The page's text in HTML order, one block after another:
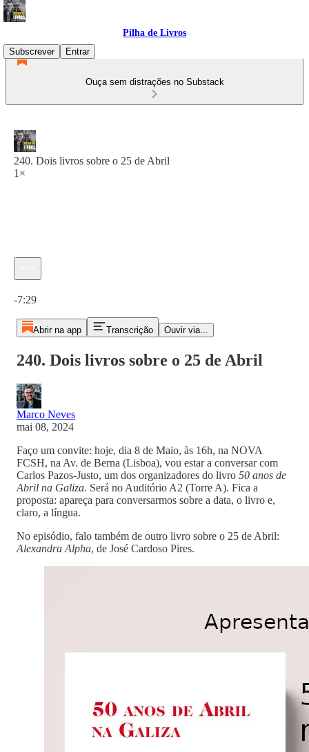
Pilha de Livros
Subscrever
Entrar
Ouça sem distrações no Substack
240. Dois livros sobre o 25 de Abril
1×
-7:29
Abrir na app Transcrição Ouvir via...
240. Dois livros sobre o 25 de Abril
Marco Neves
mai 08, 2024
Faço um convite: hoje, dia 8 de Maio, às 16h, na NOVA
FCSH, na Av. de Berna (Lisboa), vou estar a conversar com
Carlos Pazos-Justo, um dos organizadores do livro 50 anos de
Abril na Galiza. Será no Auditório A2 (Torre A). Fica a
proposta: apareça para conversarmos sobre a data, o livro e,
claro, a língua.
No episódio, falo também de outro livro sobre o 25 de Abril:
Alexandra Alpha, de José Cardoso Pires.